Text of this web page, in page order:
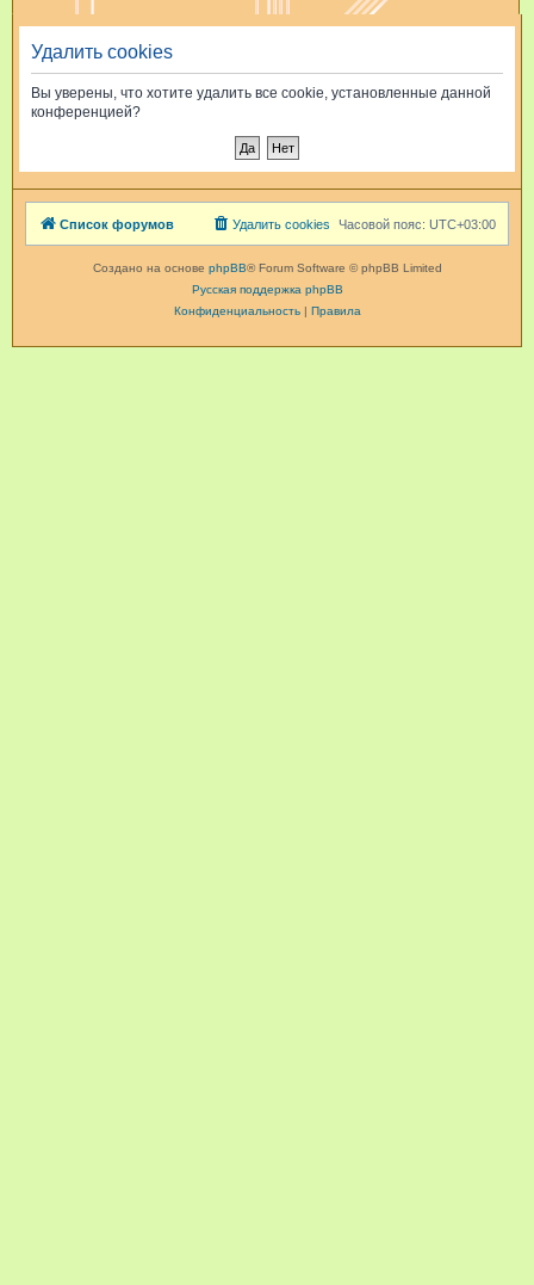
и
Удалить cookies
Вы уверены, что хотите удалить все cookie, установленные данной
конференцией?
Список форумов Часовой пояс: UTC+03:00
Удалить cookies
Создано на основе phpBB® Forum Software © phpBB Limited
Русская поддержка phpBB
Конфиденциальность| Правила